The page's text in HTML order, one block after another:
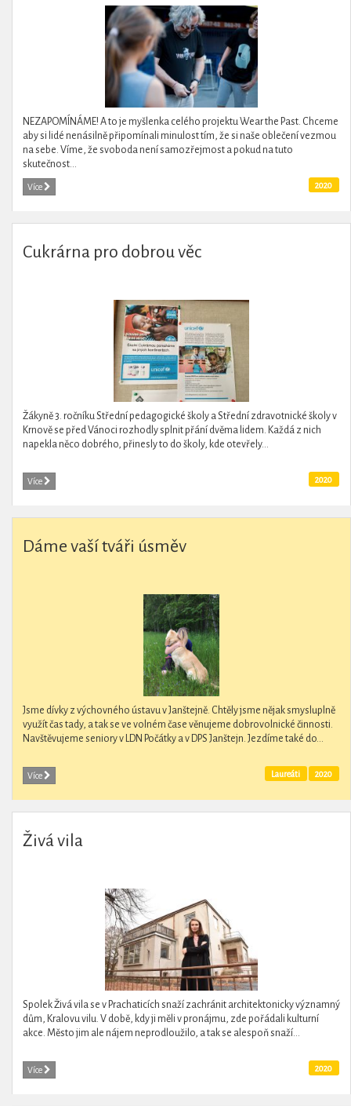
NEZAPOMÍNÁME! A to je myšlenka celého projektu Wear the Past. Chceme
aby si lidé nenásilně připomínali minulost tím, že si naše oblečení vezmou
na sebe. Víme, že svoboda není samozřejmost a pokud na tuto
skutečnost...
Více 2020
Cukrárna pro dobrou věc
Žákyně 3. ročníku Střední pedagogické školy a Střední zdravotnické školy v
Krnově se před Vánoci rozhodly splnit přání dvěma lidem. Každá z nich
napekla něco dobrého, přinesly to do školy, kde otevřely...
Více 2020
Dáme vaší tváři úsměv
Jsme dívky z výchovného ústavu v Janštejně. Chtěly jsme nějak smysluplně
využít čas tady, a tak se ve volném čase věnujeme dobrovolnické činnosti.
Navštěvujeme seniory v LDN Počátky a v DPS Janštejn. Jezdíme také do...
Více 2020
Laureáti
Živá vila
Spolek Živá vila se v Prachaticích snaží zachránit architektonicky významný
dům, Kralovu vilu. V době, kdy ji měli v pronájmu, zde pořádali kulturní
akce. Město jim ale nájem neprodloužilo, a tak se alespoň snaží...
Více 2020